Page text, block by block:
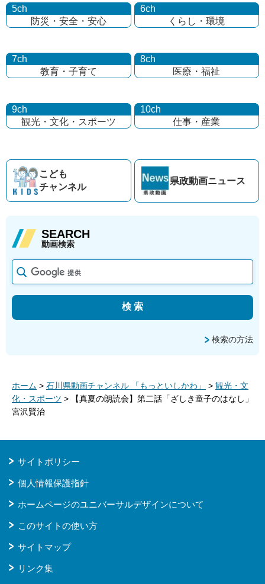
5ch
防災・安全・安心
6ch
くらし・環境
7ch
教育・子育て
8ch
医療・福祉
9ch
観光・文化・ スポーツ
10ch
仕事・産業
こども
チャンネル
県政動画ニュース
SEARCH
動画検索
検索の方法
ホーム > 石川県動画チャンネル 「もっといしかわ」 > 観光・文
化・スポーツ > 【真夏の朗読会】第二話「ざしき童子のはなし」
宮沢賢治
サイトポリシー
個人情報保護指針
ホームページのユニバーサルデザインについて
このサイトの使い方
サイトマップ
リンク集